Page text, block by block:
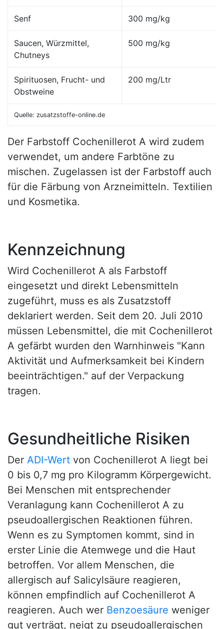
Senf 300 mg/kg
Saucen, Würzmittel,
Chutneys
500 mg/kg
Spirituosen, Frucht- und
Obstweine
200 mg/Ltr
Quelle: zusatzstoffe-online.de
Der Farbstoff Cochenillerot A wird zudem
verwendet, um andere Farbtöne zu
mischen. Zugelassen ist der Farbstoff auch
für die Färbung von Arzneimitteln. Textilien
und Kosmetika.
Kennzeichnung
Wird Cochenillerot A als Farbstoff
eingesetzt und direkt Lebensmitteln
zugeführt, muss es als Zusatzstoff
deklariert werden. Seit dem 20. Juli 2010
müssen Lebensmittel, die mit Cochenillerot
A gefärbt wurden den Warnhinweis "Kann
Aktivität und Aufmerksamkeit bei Kindern
beeinträchtigen." auf der Verpackung
tragen.
Gesundheitliche Risiken
Der ADI-Wert von Cochenillerot A liegt bei
0 bis 0,7 mg pro Kilogramm Körpergewicht.
Bei Menschen mit entsprechender
Veranlagung kann Cochenillerot A zu
pseudoallergischen Reaktionen führen.
Wenn es zu Symptomen kommt, sind in
erster Linie die Atemwege und die Haut
betroffen. Vor allem Menschen, die
allergisch auf Salicylsäure reagieren,
können empfindlich auf Cochenillerot A
reagieren. Auch wer Benzoesäure weniger
gut verträgt, neigt zu pseudoallergischen